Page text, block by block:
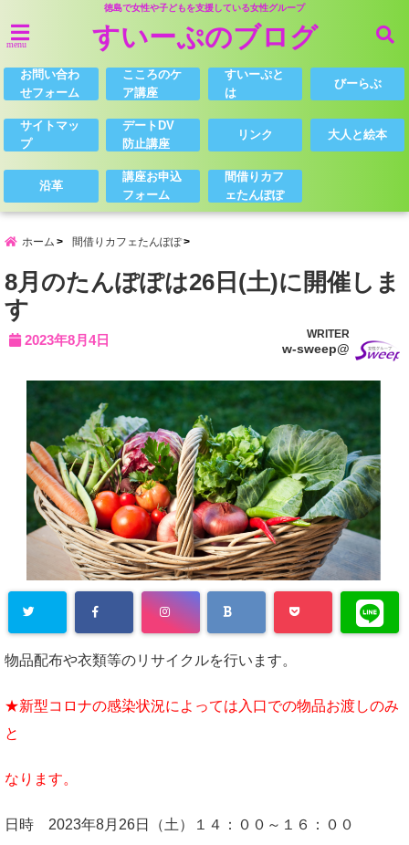
徳島で女性や子どもを支援している女性グループ
menu すいーぷのブログ
お問い合わ
せフォーム
こころのケ
ア講座
すいーぷと
は
びーらぶ
サイトマッ
プ
デートDV
防止講座
リンク 大人と絵本
沿革
講座お申込
フォーム
間借りカフ
ェたんぽぽ
ホーム 間借りカフェたんぽぽ
8月のたんぽぽは26日(土)に開催しま
す
2023年8月4日 WRITER
w-sweep@
物品配布や衣類等のリサイクルを行います。
★新型コロナの感染状況によっては入口での物品お渡しのみ
と
なります。
日時 2023年8月26日（土）１４：００～１６：００